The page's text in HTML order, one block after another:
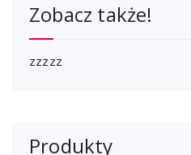
Zobacz także!
zzzzz
Produkty